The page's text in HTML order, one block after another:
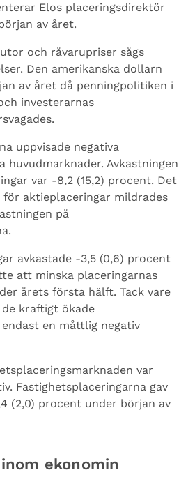
Elos placeringsdirektör
av året.
och råvarupriser sågs
Den amerikanska dollarn
av året då penningpolitiken i
investerarnas
uppvisade negativa
huvudmarknader. Avkastningen
var -8,2 (15,2) procent. Det
aktieplaceringar mildrades
på
avkastade -3,5 (0,6) procent
att minska placeringarnas
årets första hälft. Tack vare
kraftigt ökade
en måttlig negativ
var
Fastighetsplaceringarna gav
(2,0) procent under början av
ekonomin